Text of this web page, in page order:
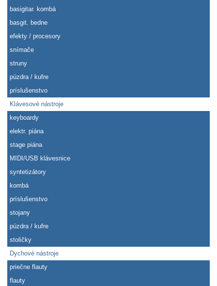
basigitar. kombá
basgit. bedne
efekty / procesory
snímače
struny
púzdra / kufre
príslušenstvo
Klávesové nástroje
keyboardy
elektr. piána
stage piána
MIDI/USB klávesnice
syntetizátory
kombá
príslušenstvo
stojany
púzdra / kufre
stoličky
Dychové nástroje
priečne flauty
flauty